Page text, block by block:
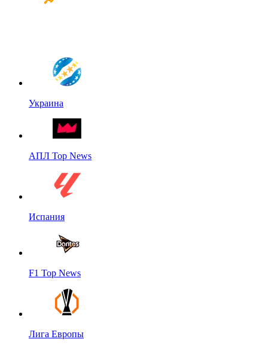
Украина
АПЛ Top News
Испания
F1 Top News
Лига Европы